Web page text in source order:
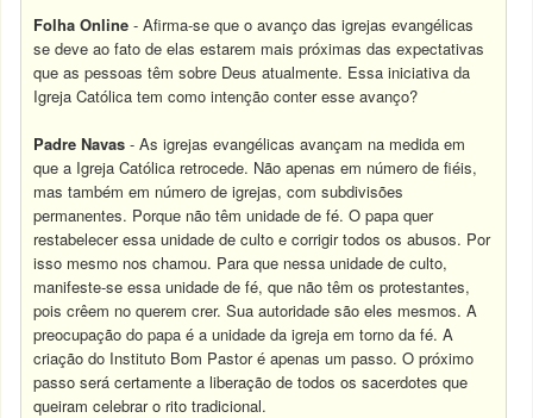
Folha Online - Afirma-se que o avanço das igrejas evangélicas
se deve ao fato de elas estarem mais próximas das expectativas
que as pessoas têm sobre Deus atualmente. Essa iniciativa da
Igreja Católica tem como intenção conter esse avanço?
Padre Navas - As igrejas evangélicas avançam na medida em
que a Igreja Católica retrocede. Não apenas em número de fiéis,
mas também em número de igrejas, com subdivisões
permanentes. Porque não têm unidade de fé. O papa quer
restabelecer essa unidade de culto e corrigir todos os abusos. Por
isso mesmo nos chamou. Para que nessa unidade de culto,
manifeste-se essa unidade de fé, que não têm os protestantes,
pois crêem no querem crer. Sua autoridade são eles mesmos. A
preocupação do papa é a unidade da igreja em torno da fé. A
criação do Instituto Bom Pastor é apenas um passo. O próximo
passo será certamente a liberação de todos os sacerdotes que
queiram celebrar o rito tradicional.